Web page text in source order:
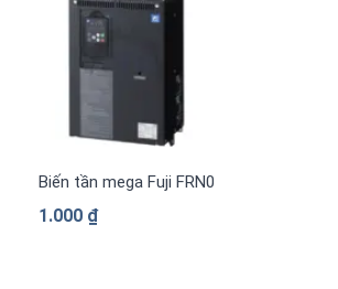
Biến tần mega Fuji FRN0840G2S-4G 3 pha
1.000 ₫